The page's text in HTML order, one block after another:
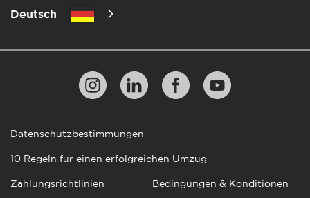
Deutsch
Datenschutzbestimmungen
10 Regeln für einen erfolgreichen Umzug
Zahlungsrichtlinien Bedingungen & Konditionen